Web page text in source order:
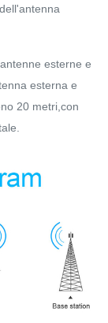
esterne e
esterna e
20 metri,con